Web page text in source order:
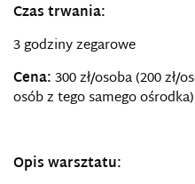
Czas trwania:
3 godziny zegarowe
Cena:300 zł/osoba (200
osób z tego samego ośrodka)
Opis warsztatu: